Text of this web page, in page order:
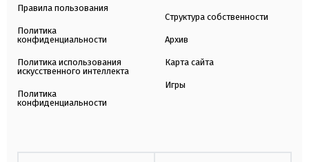
Правила пользования
Политика
конфиденциальности
Политика использования
искусственного интеллекта
Политика
конфиденциальности
Структура собственности
Архив
Карта сайта
Игры